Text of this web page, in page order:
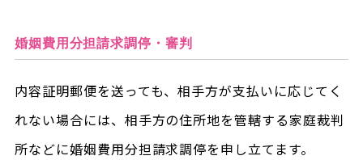
婚姻費用分担請求調停・審判
内容証明郵便を送っても、相手方が支払いに応じてく
れない場合には、相手方の住所地を管轄する家庭裁判
所などに婚姻費用分担請求調停を申し立てます。